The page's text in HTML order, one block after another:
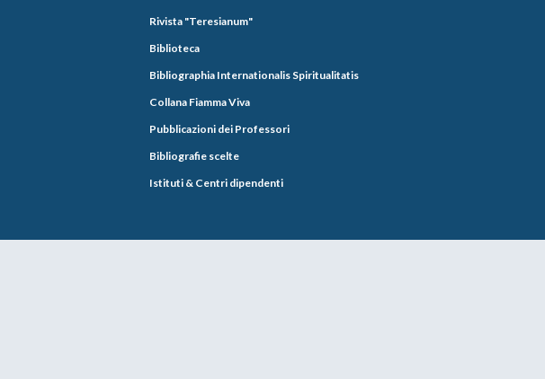
Rivista "Teresianum"
Biblioteca
Bibliographia Internationalis Spiritualitatis
Collana Fiamma Viva
Pubblicazioni dei Professori
Bibliografie scelte
Istituti & Centri dipendenti